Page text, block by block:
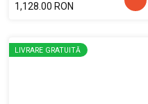
1,128.00 RON
LIVRARE GRATUITĂ